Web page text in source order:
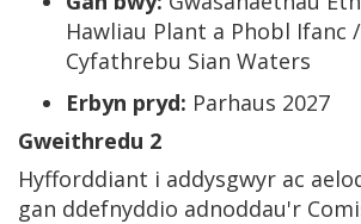
Hawliau Plant a Phobl Ifanc
Cyfathrebu Sian Waters
Erbyn pryd: Parhaus 2027
Gweithredu 2
Hyfforddiant i addysgwyr ac
gan ddefnyddio adnoddau'r